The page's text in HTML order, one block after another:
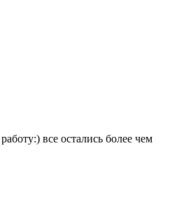
все остались более чем